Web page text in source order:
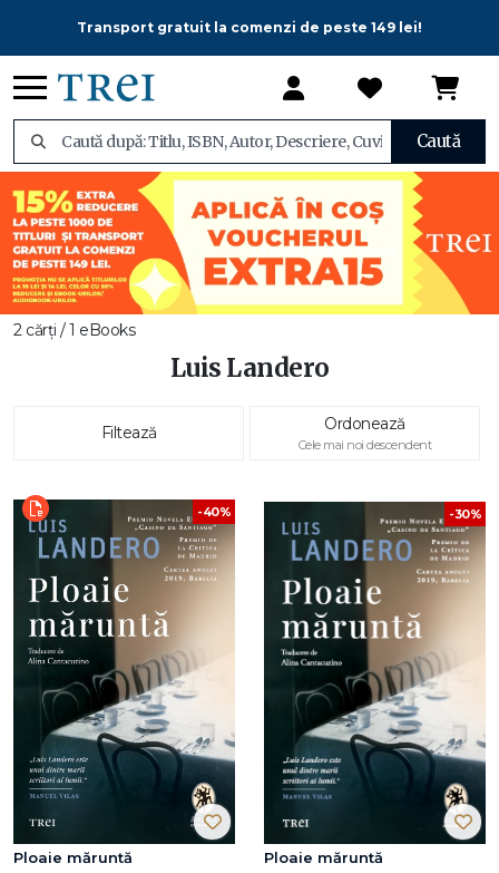
Transport gratuit la comenzi de peste 149 lei!
Caută
2 cărți / 1 eBooks
Luis Landero
Filtează Ordonează
Cele mai noi descendent
-40%
Ploaie măruntă
-30%
Ploaie măruntă